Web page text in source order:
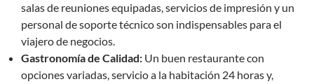
salas de reuniones equipadas, servicios de impresión y un
personal de soporte técnico son indispensables para el
viajero de negocios.
Gastronomía de Calidad: Un buen restaurante con
opciones variadas, servicio a la habitación 24 horas y,